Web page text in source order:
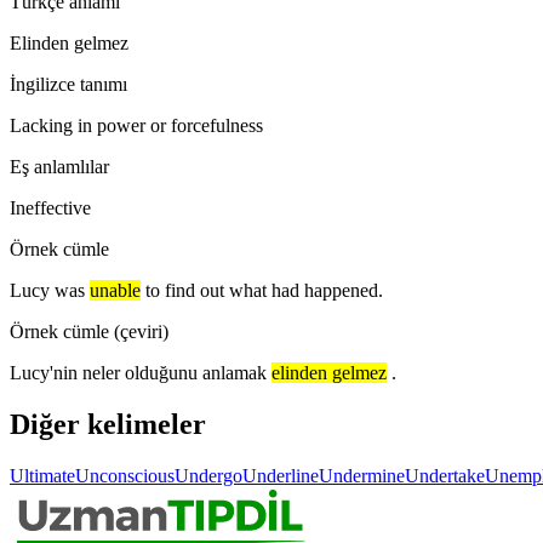
Elinden gelmez
İngilizce tanımı
Lacking in power or forcefulness
Eş anlamlılar
Ineffective
Örnek cümle
Lucy was unable to find out what had happened.
Örnek cümle (çeviri)
Lucy'nin neler olduğunu anlamak elinden gelmez .
Diğer kelimeler
UltimateUnconsciousUndergoUnderlineUndermineUndertake